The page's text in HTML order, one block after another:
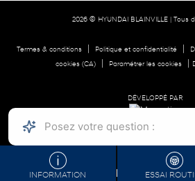
INFORMATION ESSAI
2026 © HYUNDAI BLAINVILLE | Tous
Termes & conditions| Politique et confidentialité|
cookies (CA)
Paramétrer les cookies
DÉVELOPPÉ PAR